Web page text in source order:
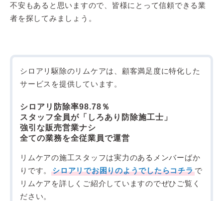
不安もあると思いますので、皆様にとって信頼できる業
者を探してみましょう。
シロアリ駆除のリムケアは、顧客満足度に特化した
サービスを提供しています。
シロアリ防除率98.78％
スタッフ全員が「しろあり防除施工士」
強引な販売営業ナシ
全ての業務を全従業員で運営
リムケアの施工スタッフは実力のあるメンバーばか
りです。
シロアリでお困りのようでしたらコチラで
リムケアを詳しくご紹介していますのでぜひご覧く
ださい。